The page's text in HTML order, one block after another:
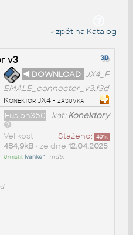
« zpět na Katalog
v3
◄ DOWNLOAD JX4_F
EMALE_connector_v3.f3d
Konektor JX4 - zásuvka
kat:Konektory
Fusion360
Staženo: 401x
Velikost
484,9kB• ze dne 12.04.2025
Umístil: Ivanko^ • md5: